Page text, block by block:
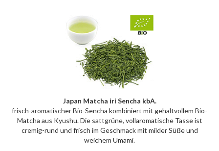
Japan Matcha iri Sencha kbA.
frisch-aromatischer Bio-Sencha kombiniert mit gehaltvollem Bio-
Matcha aus Kyushu. Die sattgrüne, vollaromatische Tasse ist
cremig-rund und frisch im Geschmack mit milder Süße und
weichem Umami.